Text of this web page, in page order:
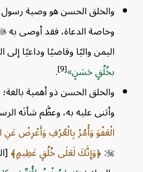
والخلق الحسن هو وصية رسول الله
وخاصة الدعاة، فقد أوصى به
اليمن واليًا وقاضيًا وداعيًا إلى
بخُلُقٍ حَسَنٍ [9]
.
والخلق الحسن ذو أهمية بالغة؛ لأن
وأثنى عليه به، وعظَّم شأنَه الرسولُ
الْعَفْوَ وَأْمُرْ بِالْعُرْفِ وَأَعْرِضْ عَنِ
وَإِنَّكَ لَعَلَى خُلُقٍ عَظِيمٍ